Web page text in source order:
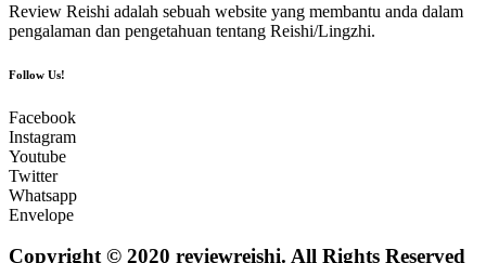
Review Reishi adalah sebuah website yang membantu anda dalam
pengalaman dan pengetahuan tentang Reishi/Lingzhi.
Follow Us!
Facebook
Instagram
Youtube
Twitter
Whatsapp
Envelope
Copyright © 2020 reviewreishi. All Rights Reserved